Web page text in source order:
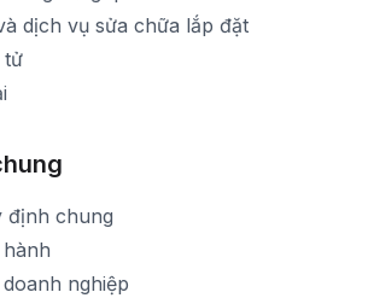
dịch vụ sửa chữa lắp đặt
tử
định chung
nghiệp